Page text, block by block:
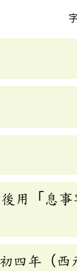
用「息事
四年（西